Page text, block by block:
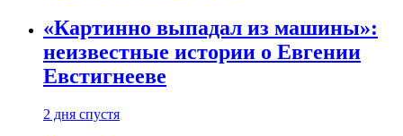
«Картинно выпадал из машины»:
неизвестные истории о Евгении
Евстигнееве
2 дня спустя